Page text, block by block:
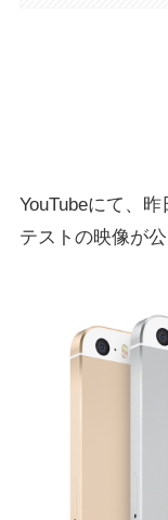
YouTubeにて、
テストの映像が